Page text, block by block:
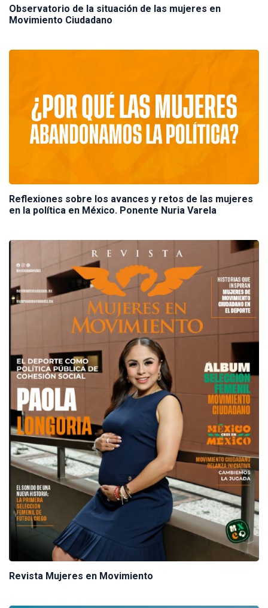
Observatorio de la situación de las mujeres en
Movimiento Ciudadano
Reflexiones sobre los avances y retos de las mujeres
en la política en México. Ponente Nuria Varela
Revista Mujeres en Movimiento